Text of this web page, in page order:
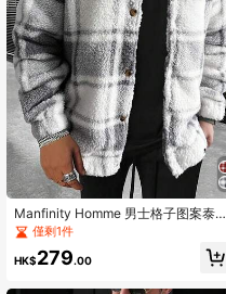
4.86 168K 追蹤者
Manfinity Homme 男士格子图案泰迪
夹克，外出彩色长袖休闲法兰绒夹
克，适合朋友、丈夫、男朋友的礼
物，适合秋冬
僅剩1件
HK$279.00